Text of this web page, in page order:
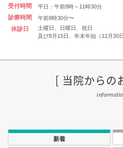
受付時間 平日：午前8時～11時30分
診療時間 午前8時30分〜
休診日
土曜日、日曜日、祝日
及び8月15日、年末年始（12月30
当院からの
新着